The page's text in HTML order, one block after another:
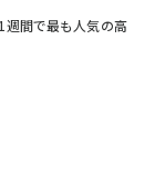
週間で最も人気の高